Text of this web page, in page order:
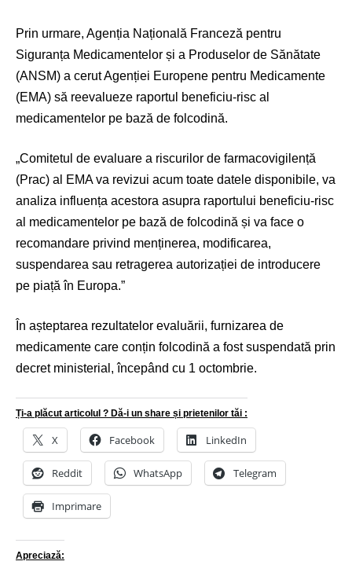
Prin urmare, Agenția Națională Franceză pentru
Siguranța Medicamentelor și a Produselor de Sănătate
(ANSM) a cerut Agenției Europene pentru Medicamente
(EMA) să reevalueze raportul beneficiu-risc al
medicamentelor pe bază de folcodină.
„Comitetul de evaluare a riscurilor de farmacovigilență
(Prac) al EMA va revizui acum toate datele disponibile, va
analiza influența acestora asupra raportului beneficiu-risc
al medicamentelor pe bază de folcodină și va face o
recomandare privind menținerea, modificarea,
suspendarea sau retragerea autorizației de introducere
pe piață în Europa.”
În așteptarea rezultatelor evaluării, furnizarea de
medicamente care conțin folcodină a fost suspendată prin
decret ministerial, începând cu 1 octombrie.
Ți-a plăcut articolul ? Dă-i un share și prietenilor tăi :
X Facebook LinkedIn
Reddit WhatsApp Telegram
Imprimare
Apreciază: